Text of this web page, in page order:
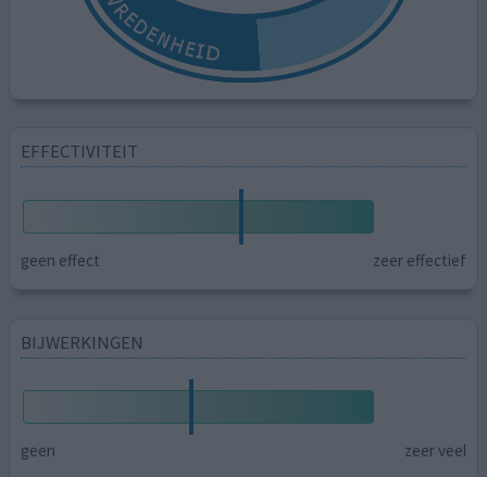
EFFECTIVITEIT
geen effect zeer effectief
BIJWERKINGEN
geen
zeer veel